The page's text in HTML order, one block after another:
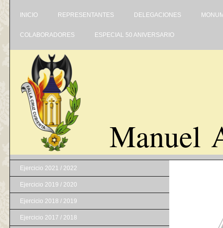
INICIO REPRESENTANTES DELEGACIONES
COLABORADORES ESPECIAL 50 ANIVERSARIO
Manuel
Ejercicio 2021 / 2022
Ejercicio 2019 / 2020
Ejercicio 2018 / 2019
Ejercicio 2017 / 2018